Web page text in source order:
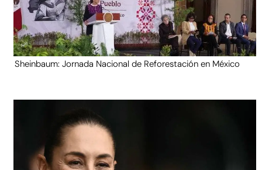
Sheinbaum: Jornada Nacional de Reforestación en México